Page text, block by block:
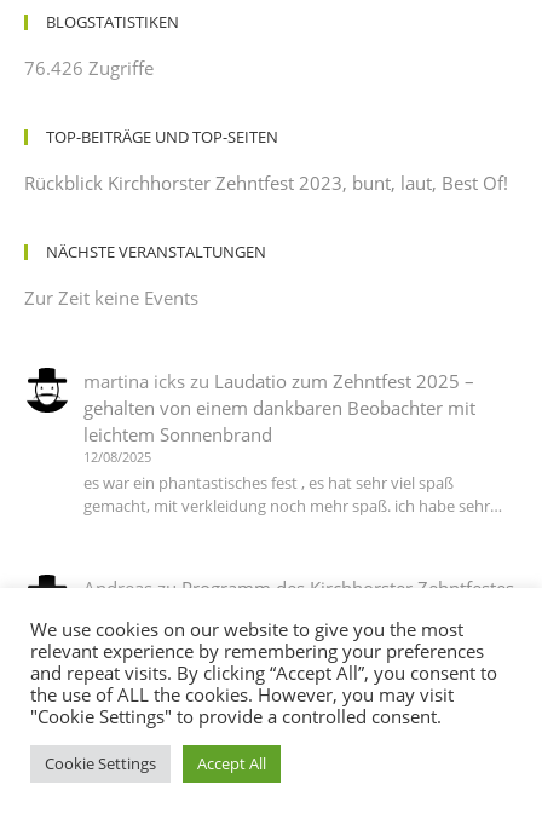
BLOGSTATISTIKEN
76.426 Zugriffe
TOP-BEITRÄGE UND TOP-SEITEN
Rückblick Kirchhorster Zehntfest 2023, bunt, laut, Best Of!
NÄCHSTE VERANSTALTUNGEN
Zur Zeit keine Events
martina ickszu Laudatio zum Zehntfest 2025 –
gehalten von einem dankbaren Beobachter mit
leichtem Sonnenbrand
12/08/2025
es war ein phantastisches fest , es hat sehr viel spaß
gemacht, mit verkleidung noch mehr spaß. ich habe sehr…
Andreas zu Programm des Kirchhorster Zehntfestes
06/07/2025
DJ T Ein Dank an alle die dieses wieder möglich gemacht
haben :-))
martina icks zuDas Motto steht, die Planungen
We use cookies on our website to give you the most
relevant experience by remembering your preferences
and repeat visits. By clicking “Accept All”, you consent to
the use of ALL the cookies. However, you may visit
"Cookie Settings" to provide a controlled consent.
Cookie Settings Accept All